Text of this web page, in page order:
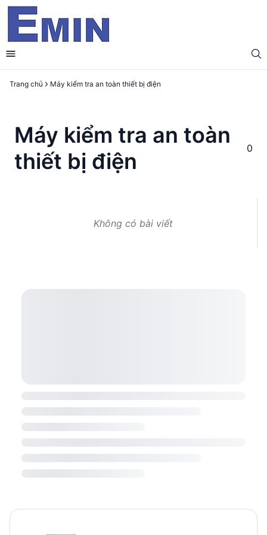
Trang chủ Máy kiểm tra an toàn thiết bị điện
Máy kiểm tra an toàn
thiết bị điện
0
Không có bài viết